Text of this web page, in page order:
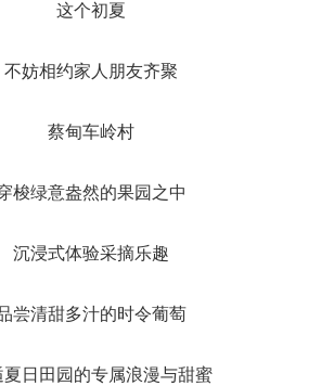
这个初夏
不妨相约家人朋友齐聚
蔡甸车岭村
梭绿意盎然的果园之中
沉浸式体验采摘乐趣
尝清甜多汁的时令葡萄
夏日田园的专属浪漫与甜蜜